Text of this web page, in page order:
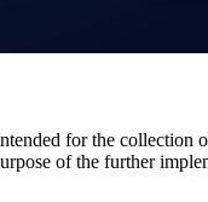
for the collection
of the further